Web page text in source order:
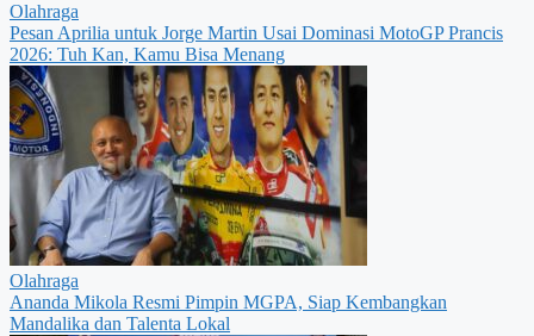
Olahraga
Pesan Aprilia untuk Jorge Martin Usai Dominasi MotoGP Prancis
2026: Tuh Kan, Kamu Bisa Menang
Olahraga
Ananda Mikola Resmi Pimpin MGPA, Siap Kembangkan
Mandalika dan Talenta Lokal